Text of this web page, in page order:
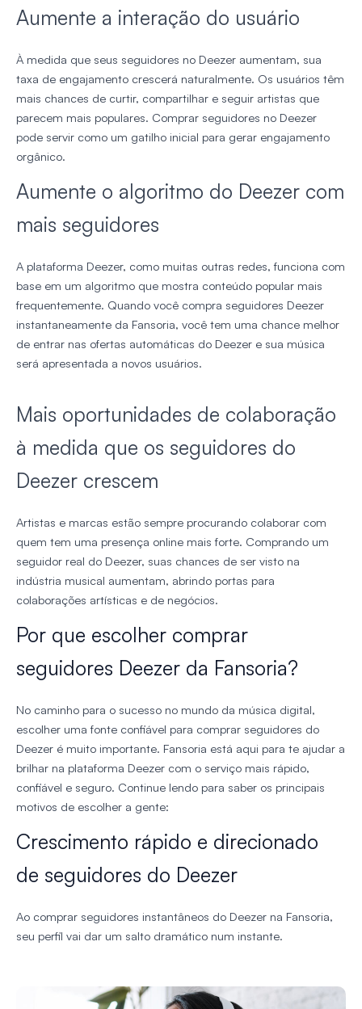
Aumente a interação do usuário
À medida que seus seguidores no Deezer aumentam, sua
taxa de engajamento crescerá naturalmente. Os usuários têm
mais chances de curtir, compartilhar e seguir artistas que
parecem mais populares. Comprar seguidores no Deezer
pode servir como um gatilho inicial para gerar engajamento
orgânico.
Aumente o algoritmo do Deezer com
mais seguidores
A plataforma Deezer, como muitas outras redes, funciona com
base em um algoritmo que mostra conteúdo popular mais
frequentemente. Quando você compra seguidores Deezer
instantaneamente da Fansoria, você tem uma chance melhor
de entrar nas ofertas automáticas do Deezer e sua música
será apresentada a novos usuários.
Mais oportunidades de colaboração
à medida que os seguidores do
Deezer crescem
Artistas e marcas estão sempre procurando colaborar com
quem tem uma presença online mais forte. Comprando um
seguidor real do Deezer, suas chances de ser visto na
indústria musical aumentam, abrindo portas para
colaborações artísticas e de negócios.
Por que escolher comprar
seguidores Deezer da Fansoria?
No caminho para o sucesso no mundo da música digital,
escolher uma fonte confiável para comprar seguidores do
Deezer é muito importante. Fansoria está aqui para te ajudar a
brilhar na plataforma Deezer com o serviço mais rápido,
confiável e seguro. Continue lendo para saber os principais
motivos de escolher a gente:
Crescimento rápido e direcionado
de seguidores do Deezer
Ao comprar seguidores instantâneos do Deezer na Fansoria,
seu perfil vai dar um salto dramático num instante.